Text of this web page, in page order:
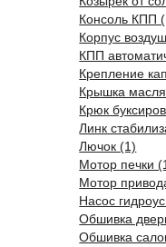
Консоль КПП
Корпус
КПП
Крепление
Крышка
Крюк
Линк
Лючок (1)
Мотор печки
Мотор
Насос
Обшивка
Обшивка